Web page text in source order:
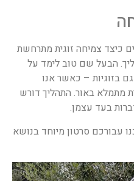
כיצד צמיחה זוגית מתרחשת
הבעל שם טוב לימד על
בזוגיות – כאשר אנו
מתמלא באור. התהליך דורש
בעד עצמן.
עבורכם סרטון מיוחד בנושא